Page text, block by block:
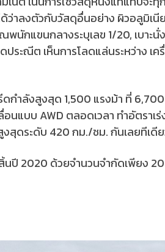
ว่าลงตัวกับวัสดุอื่นอย่าง ผิวอลูมิเ
นักแขนกลางระบุเลข 1/20, เบาะ
ระณีต เห็นการโลดแล่นระหว่าง เ
ดกำลังสูงสุด 1,500 แรงม้า ที่
บบ AWD ตลอดเวลา ทำอัตราเ
งสุดระดับ 420 กม./ชม. กันเลยทีเดี
2020 ด้วยจำนวนจำกัดเพียง 20